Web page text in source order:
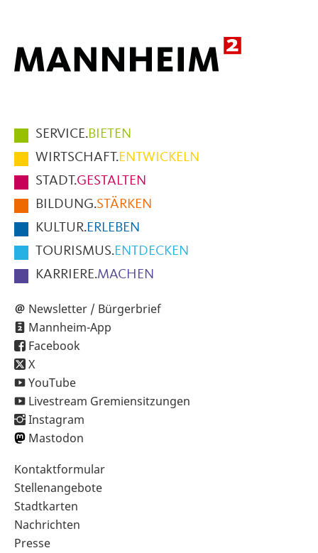
Hauptmenüpunkte
im
Fußbereich
der
Seite
SERVICE.BIETEN
WIRTSCHAFT.ENTWICKELN
STADT.GESTALTEN
BILDUNG.STÄRKEN
KULTUR.ERLEBEN
TOURISMUS.ENTDECKEN
KARRIERE.MACHEN
Newsletter / Bürgerbrief
Mannheim-App
Facebook
X
YouTube
Livestream Gremiensitzungen
Instagram
Mastodon
Sekundärnavigation
im
Fußbereich
Kontaktformular
Stellenangebote
Stadtkarten
Nachrichten
Presse